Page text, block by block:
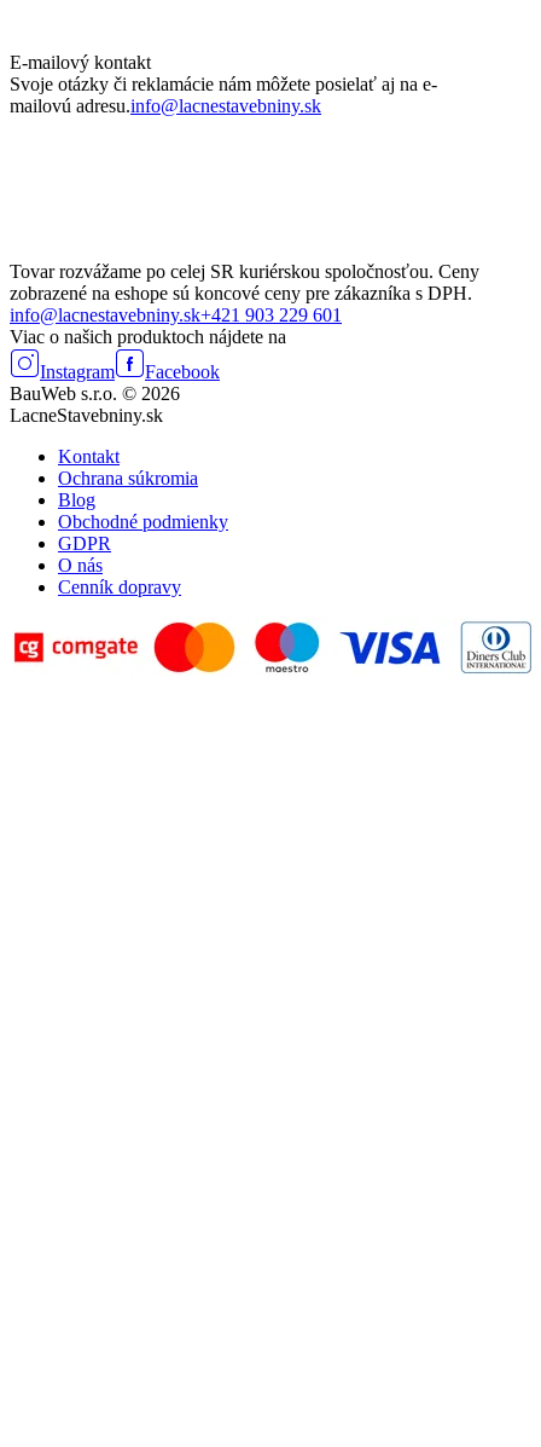
E-mailový kontakt
Svoje otázky či reklamácie nám môžete posielať aj na e-
mailovú adresu.info@lacnestavebniny.sk
Tovar rozvážame po celej SR kuriérskou spoločnosťou. Ceny
zobrazené na eshope sú koncové ceny pre zákazníka s DPH.
info@lacnestavebniny.sk+421 903 229 601
Viac o našich produktoch nájdete na
Instagram
Facebook
BauWeb s.r.o. © 2026
LacneStavebniny.sk
Kontakt
Ochrana súkromia
Blog
Obchodné podmienky
GDPR
O nás
Cenník dopravy